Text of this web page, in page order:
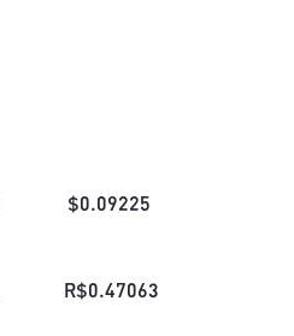
$0.09225
R$0.47063